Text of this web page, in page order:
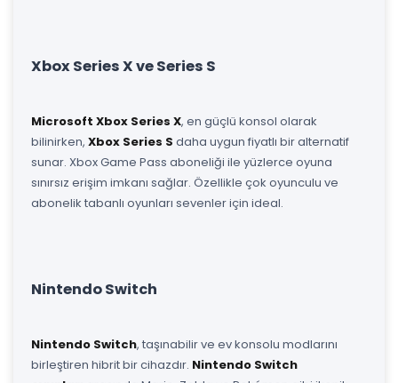
Xbox Series X ve Series S
Microsoft Xbox Series X, en güçlü konsol olarak
bilinirken, Xbox Series S daha uygun fiyatlı bir alternatif
sunar. Xbox Game Pass aboneliği ile yüzlerce oyuna
sınırsız erişim imkanı sağlar. Özellikle çok oyunculu ve
abonelik tabanlı oyunları sevenler için ideal.
Nintendo Switch
Nintendo Switch, taşınabilir ve ev konsolu modlarını
birleştiren hibrit bir cihazdır. Nintendo Switch